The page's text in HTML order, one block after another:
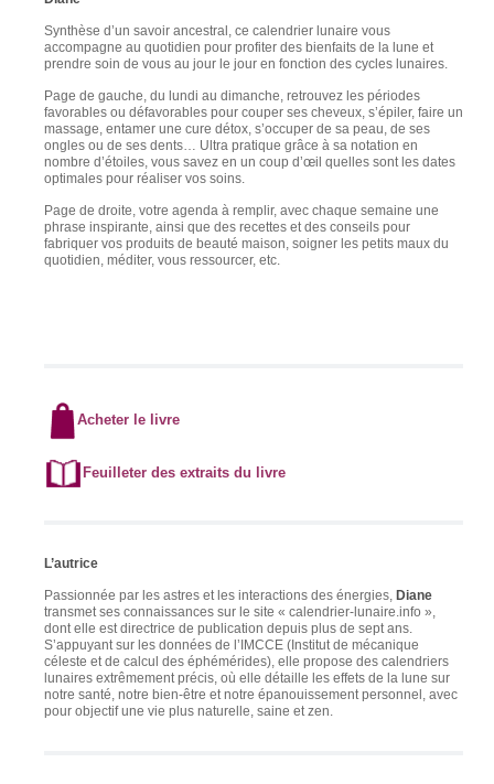
Synthèse d’un savoir ancestral, ce calendrier lunaire vous
accompagne au quotidien pour profiter des bienfaits de la lune et
prendre soin de vous au jour le jour en fonction des cycles lunaires.
Page de gauche, du lundi au dimanche, retrouvez les périodes
favorables ou défavorables pour couper ses cheveux, s’épiler, faire un
massage, entamer une cure détox, s’occuper de sa peau, de ses
ongles ou de ses dents… Ultra pratique grâce à sa notation en
nombre d’étoiles, vous savez en un coup d’œil quelles sont les dates
optimales pour réaliser vos soins.
Page de droite, votre agenda à remplir, avec chaque semaine une
phrase inspirante, ainsi que des recettes et des conseils pour
fabriquer vos produits de beauté maison, soigner les petits maux du
quotidien, méditer, vous ressourcer, etc.
Acheter le livre
Feuilleter des extraits du livre
L’autrice
Passionnée par les astres et les interactions des énergies, Diane
transmet ses connaissances sur le site « calendrier-lunaire.info »,
dont elle est directrice de publication depuis plus de sept ans.
S’appuyant sur les données de l’IMCCE (Institut de mécanique
céleste et de calcul des éphémérides), elle propose des calendriers
lunaires extrêmement précis, où elle détaille les effets de la lune sur
notre santé, notre bien-être et notre épanouissement personnel, avec
pour objectif une vie plus naturelle, saine et zen.